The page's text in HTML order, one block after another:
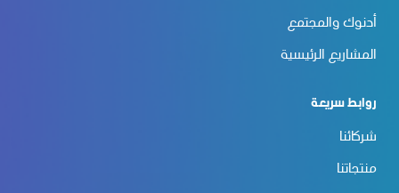
أدنوك والمجتمع
المشاريع الرئيسية
روابط سريعة
شركائنا
منتجاتنا